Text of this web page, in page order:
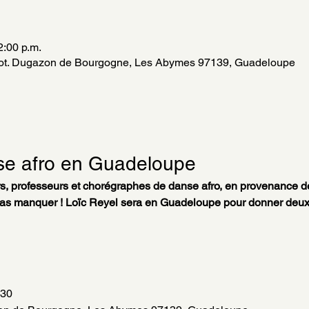
p.m.
Dugazon de Bourgogne, Les Abymes 97139, Guadeloupe
afro en Guadeloupe
professeurs et chorégraphes de danse afro, en provenance
manquer ! Loïc Reyel sera en Guadeloupe pour donner